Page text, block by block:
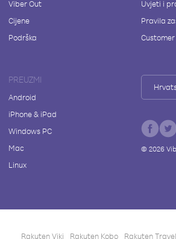
Viber Out
Cijene
Podrška
Uvjeti i
Pravila
PREUZMI
Android
iPhone & iPad
Windows PC
Mac
Linux
© 2026
Rakuten Viki Rakuten Kobo Rakuten Travel